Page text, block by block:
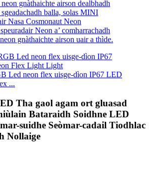
Neon a’ comharrachadh
gnàthaichte airson uair a thìde.
Led neon flex uisge-dìon IP67 LED
...
Tha gaol agam ort gluasad
Bataraidh Soidhne LED
suidhe Seòmar-cadail Tiodhlac
Nollaige